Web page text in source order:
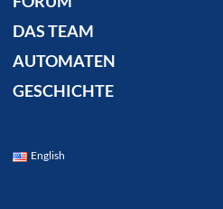
DAS TEAM
AUTOMATEN
GESCHICHTE
English